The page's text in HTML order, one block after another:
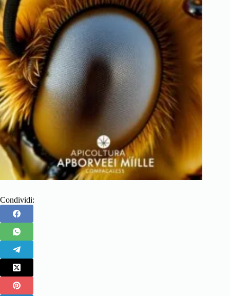
Condividi: